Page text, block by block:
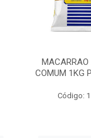
MACARRAO
COMUM 1KG
Código: